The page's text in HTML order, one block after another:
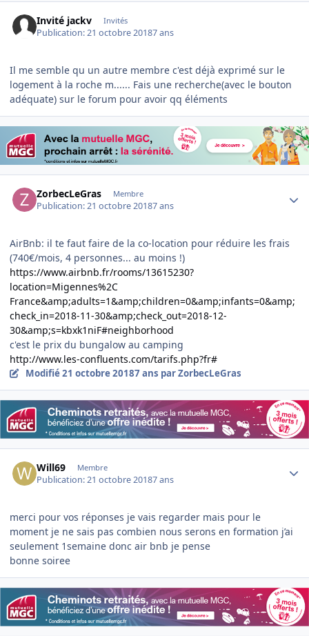
Invité jackv Invités
Publication:21 octobre 20187 ans
Il me semble qu un autre membre c'est déjà exprimé sur le
logement à la roche m...... Fais une recherche(avec le bouton
adéquate) sur le forum pour avoir qq éléments
ZorbecLeGras Membre
Publication:21 octobre 20187 ans
AirBnb: il te faut faire de la co-location pour réduire les frais
(740€/mois, 4 personnes... au moins !)
https://www.airbnb.fr/rooms/13615230?
location=Migennes%2C
France&amp;adults=1&amp;children=0&amp;infants=0&amp;
check_in=2018-11-30&amp;check_out=2018-12-
30&amp;s=kbxk1niF#neighborhood
c'est le prix du bungalow au camping
http://www.les-confluents.com/tarifs.php?fr#
Modifié21 octobre 20187 ans par ZorbecLeGras
Will69 Membre
Publication:21 octobre 20187 ans
merci pour vos réponses je vais regarder mais pour le
moment je ne sais pas combien nous serons en formation j’ai
seulement 1semaine donc air bnb je pense
bonne soiree